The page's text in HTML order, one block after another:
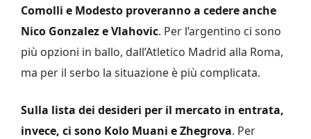
Comolli e Modesto proveranno a cedere anche
Nico Gonzalez e Vlahovic. Per l’argentino ci sono
più opzioni in ballo, dall’Atletico Madrid alla Roma,
ma per il serbo la situazione è più complicata.
Sulla lista dei desideri per il mercato in entrata,
invece, ci sono Kolo Muani e Zhegrova. Per